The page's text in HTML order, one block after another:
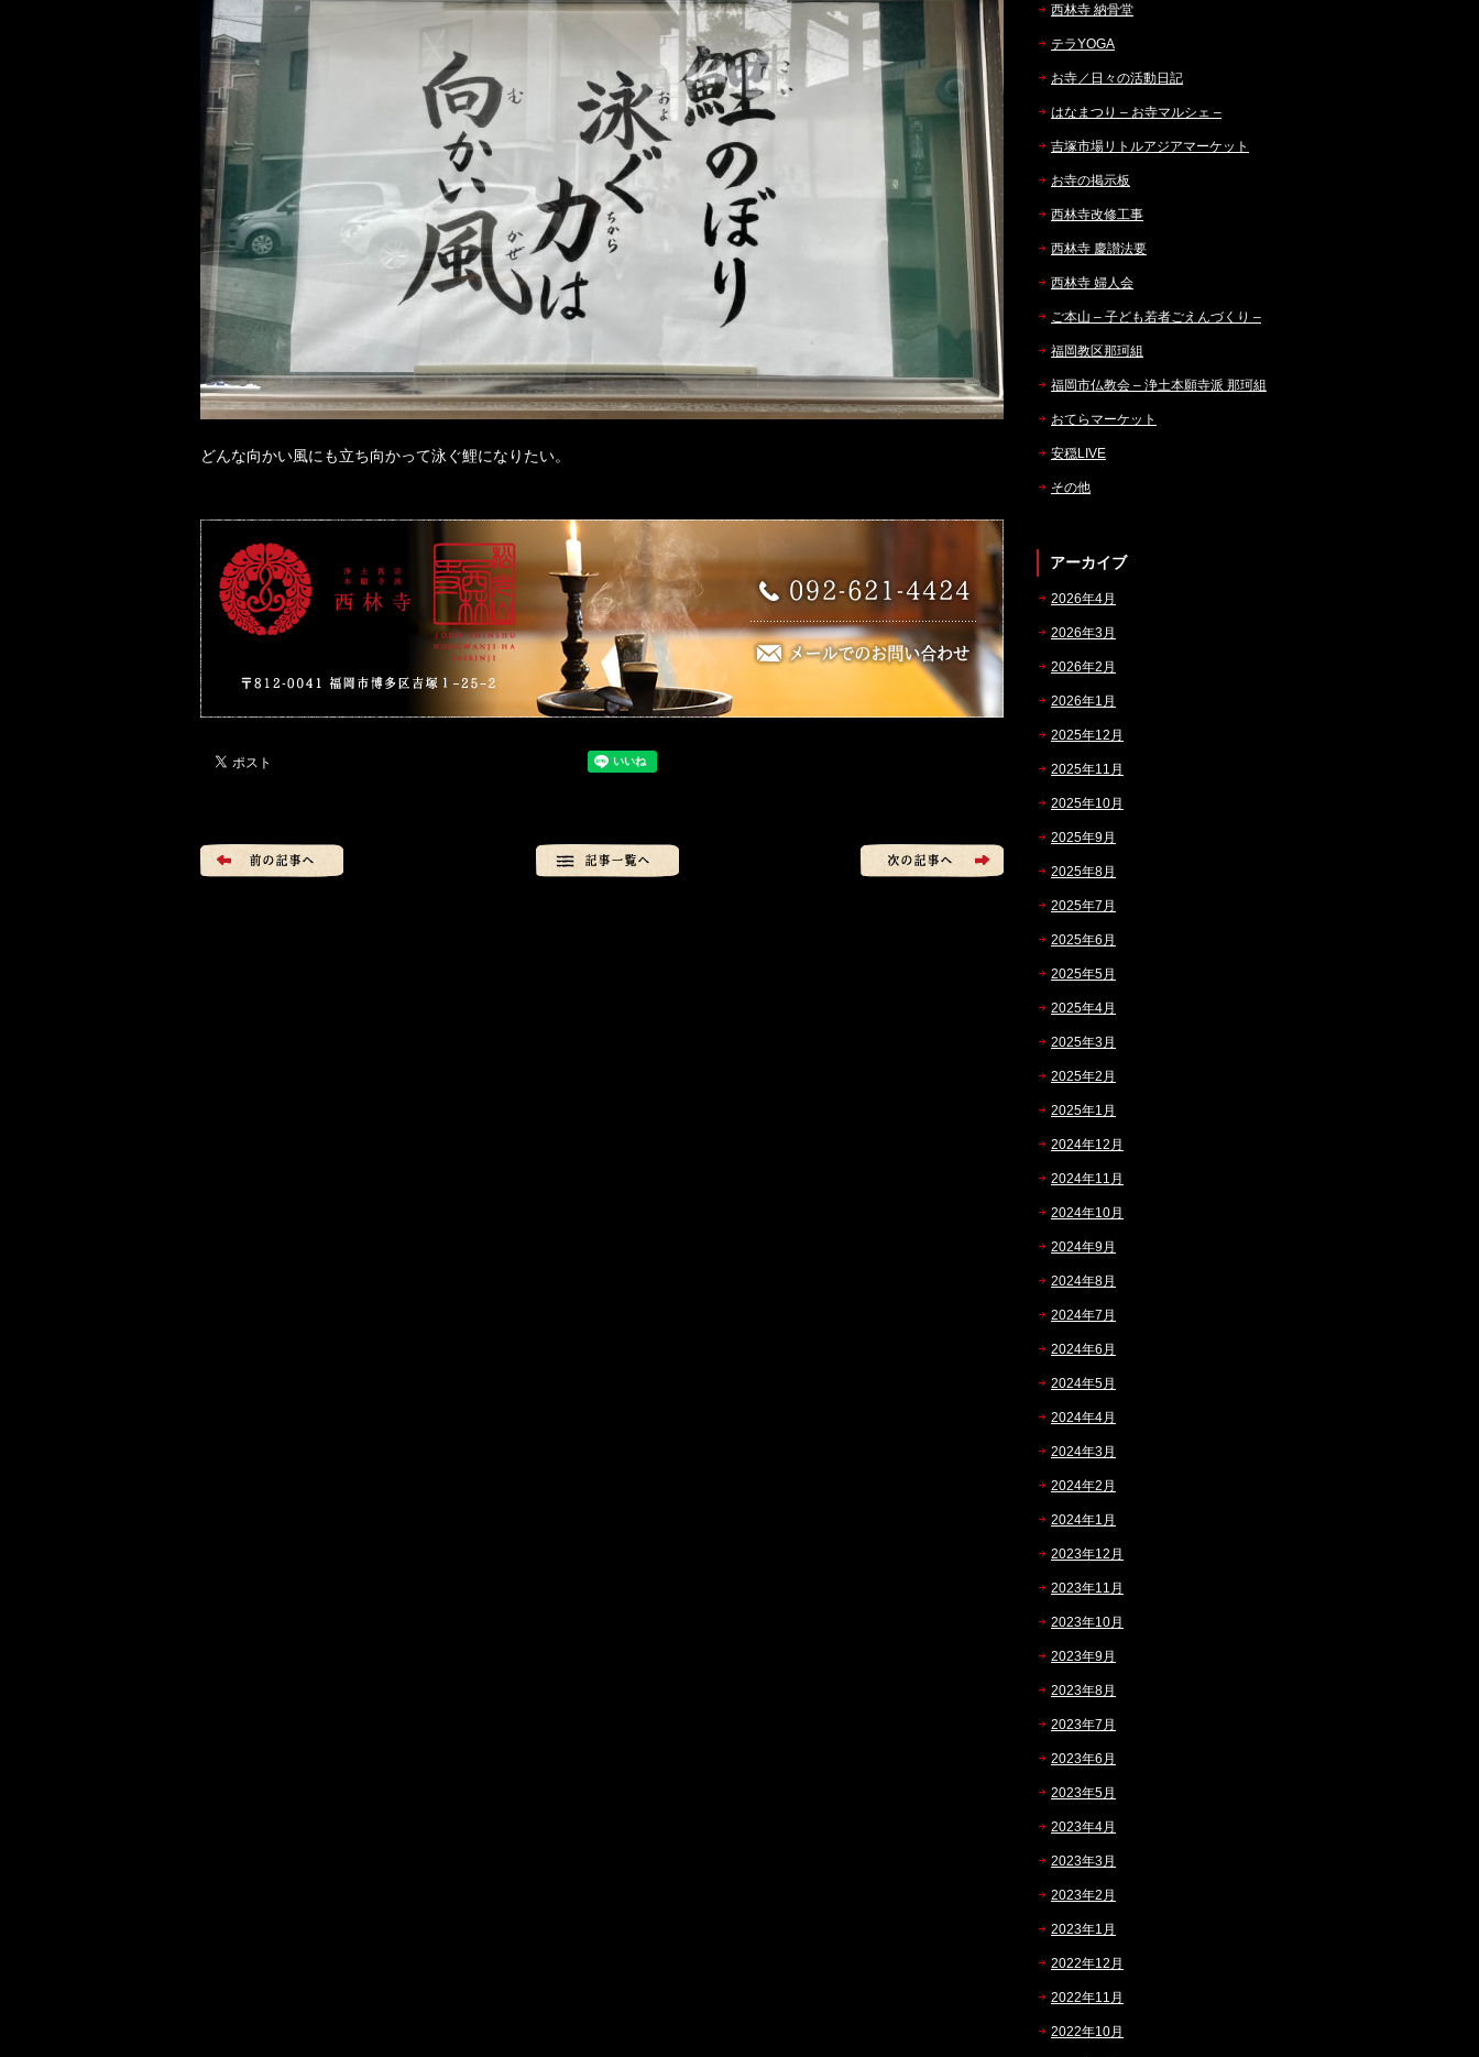
どんな向かい風にも立ち向かって泳ぐ鯉になりたい。
西林寺 納骨堂
テラYOGA
お寺／日々の活動日記
はなまつり – お寺マルシェ –
吉塚市場リトルアジアマーケット
お寺の掲示板
西林寺改修工事
西林寺 慶讃法要
西林寺 婦人会
ご本山 – 子ども若者ごえんづくり –
福岡教区那珂組
福岡市仏教会 – 浄土本願寺派 那珂組
おてらマーケット
安穏LIVE
その他
アーカイブ
2026年4月
2026年3月
2026年2月
2026年1月
2025年12月
2025年11月
2025年10月
2025年9月
2025年8月
2025年7月
2025年6月
2025年5月
2025年4月
2025年3月
2025年2月
2025年1月
2024年12月
2024年11月
2024年10月
2024年9月
2024年8月
2024年7月
2024年6月
2024年5月
2024年4月
2024年3月
2024年2月
2024年1月
2023年12月
2023年11月
2023年10月
2023年9月
2023年8月
2023年7月
2023年6月
2023年5月
2023年4月
2023年3月
2023年2月
2023年1月
2022年12月
2022年11月
2022年10月